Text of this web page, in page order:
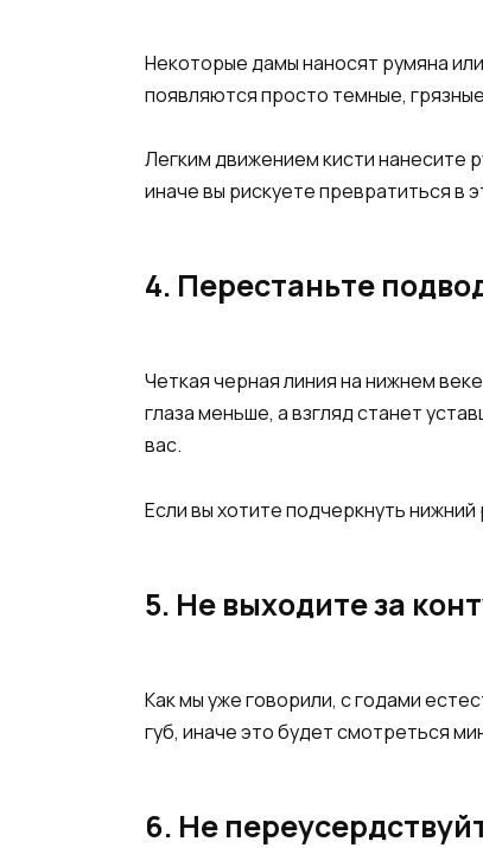
Некоторые дамы наносят румяна
появляются просто темные,
Легким движением кисти нанесите
иначе вы рискуете превратиться в
4. Перестаньте
Четкая черная линия на нижнем
глаза меньше, а взгляд станет
вас.
Если вы хотите подчеркнуть
5. Не выходите за
Как мы уже говорили, с годами
губ, иначе это будет смотреться
6. Не